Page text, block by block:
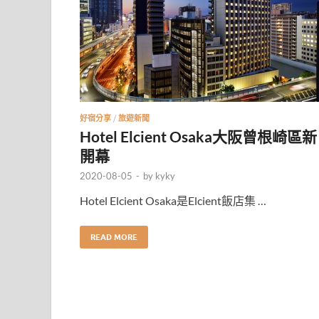
好宿分享 / 旅遊新聞
Hotel Elcient Osaka大阪曾根崎區新
開幕
2020-08-05 - by kyky
Hotel Elcient Osaka是Elcient飯店集 …
READ MORE